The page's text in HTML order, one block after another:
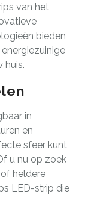
van het
bieden
huis.
in
en
sfeer kunt
u nu op zoek
heldere
LED-strip die